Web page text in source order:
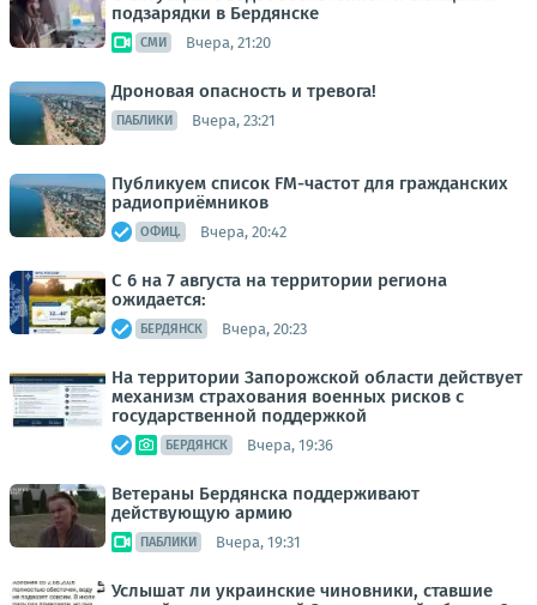
подзарядки в Бердянске
СМИ Вчера, 21:20
Дроновая опасность и тревога!
ПАБЛИКИ Вчера, 23:21
Публикуем список FM-частот для гражданских
радиоприёмников
ОФИЦ. Вчера, 20:42
С 6 на 7 августа на территории региона
ожидается:
БЕРДЯНСК Вчера, 20:23
На территории Запорожской области действует
механизм страхования военных рисков с
государственной поддержкой
БЕРДЯНСК Вчера, 19:36
Ветераны Бердянска поддерживают
действующую армию
ПАБЛИКИ Вчера, 19:31
Услышат ли украинские чиновники, ставшие